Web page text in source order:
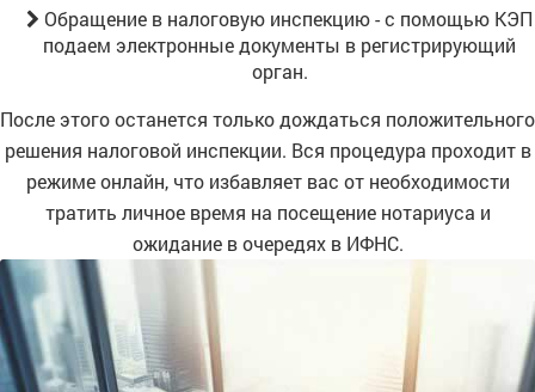
Обращение в налоговую инспекцию - с помощью КЭП
подаем электронные документы в регистрирующий
орган.
После этого останется только дождаться положительного
решения налоговой инспекции. Вся процедура проходит в
режиме онлайн, что избавляет вас от необходимости
тратить личное время на посещение нотариуса и
ожидание в очередях в ИФНС.